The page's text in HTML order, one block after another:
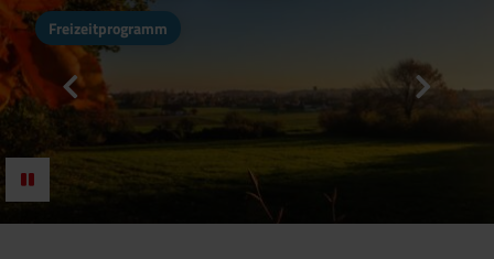
Freizeitprogramm